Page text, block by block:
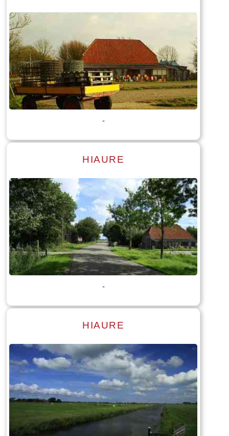
Lees meer
Tekst: © Foto: © Bauke Folkertsma
-
Lees meer
Tekst: © Foto: © Bauke Folkertsma
HIAURE
-
Lees meer
Tekst: © Foto: © Jan Dijkstra
HIAURE